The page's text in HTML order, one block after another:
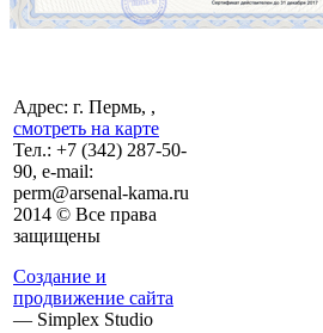
Адрес: г. Пермь, ,
смотреть на карте
Тел.: +7 (342) 287-50-
90, e-mail:
perm@arsenal-kama.ru
2014 © Все права
защищены
Создание и
продвижение сайта
— Simplex Studio